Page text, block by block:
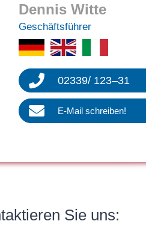
Dennis Witte
Geschäfts­füh­rer
02339/ 123–31
E‑Mail schrei­ben!
Sie uns: